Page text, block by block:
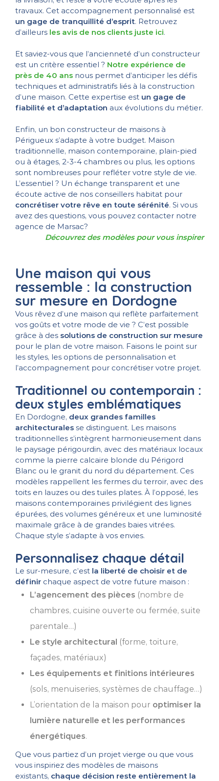
travaux. Cet accompagnement personnalisé est
un gage de tranquillité d’esprit. Retrouvez
d’ailleurs les avis de nos clients juste ici.
Et saviez-vous que l’ancienneté d’un constructeur
est un critère essentiel ? Notre expérience de
près de 40 ans nous permet d’anticiper les défis
techniques et administratifs liés à la construction
d’une maison. Cette expertise est un gage de
fiabilité et d’adaptation aux évolutions du métier.
Enfin, un bon constructeur de maisons à
Périgueux s’adapte à votre budget. Maison
traditionnelle, maison contemporaine, plain-pied
ou à étages, 2-3-4 chambres ou plus, les options
sont nombreuses pour refléter votre style de vie.
L’essentiel ? Un échange transparent et une
écoute active de nos conseillers habitat pour
concrétiser votre rêve en toute sérénité. Si vous
avez des questions, vous pouvez contacter notre
agence de Marsac?
Découvrez des modèles pour vous inspirer
Une maison qui vous
ressemble : la construction
sur mesure en Dordogne
Vous rêvez d’une maison qui reflète parfaitement
vos goûts et votre mode de vie ? C’est possible
grâce à des solutions de construction sur mesure
pour le plan de votre maison. Faisons le point sur
les styles, les options de personnalisation et
l’accompagnement pour concrétiser votre projet.
Traditionnel ou contemporain :
deux styles emblématiques
En Dordogne, deux grandes familles
architecturales se distinguent. Les maisons
traditionnelles s’intègrent harmonieusement dans
le paysage périgourdin, avec des matériaux locaux
comme la pierre calcaire blonde du Périgord
Blanc ou le granit du nord du département. Ces
modèles rappellent les fermes du terroir, avec des
toits en lauzes ou des tuiles plates. À l’opposé, les
maisons contemporaines privilégient des lignes
épurées, des volumes généreux et une luminosité
maximale grâce à de grandes baies vitrées.
Chaque style s’adapte à vos envies.
Personnalisez chaque détail
Le sur-mesure, c’est la liberté de choisir et de
définir chaque aspect de votre future maison :
L’agencement des pièces (nombre de
chambres, cuisine ouverte ou fermée, suite
parentale…)
Le style architectural (forme, toiture,
façades, matériaux)
Les équipements et finitions intérieures
(sols, menuiseries, systèmes de chauffage…)
L’orientation de la maison pour optimiser la
lumière naturelle et les performances
énergétiques.
Que vous partiez d’un projet vierge ou que vous
vous inspiriez des modèles de maisons
existants, chaque décision reste entièrement la